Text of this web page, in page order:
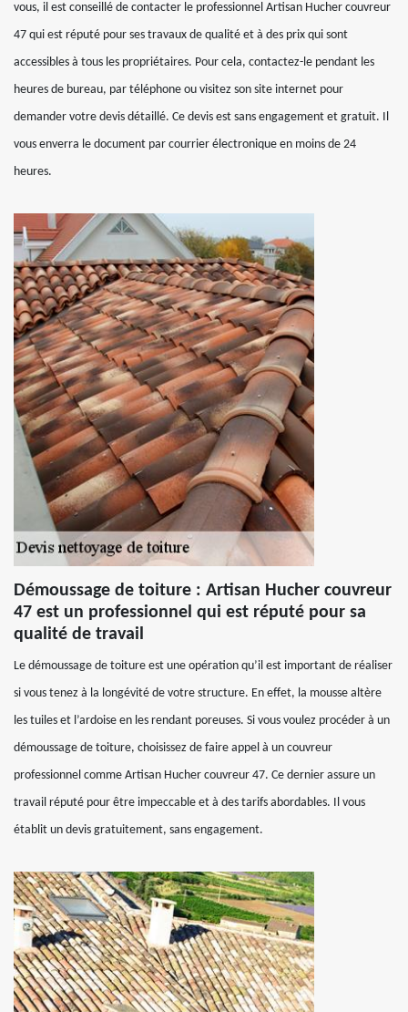
vous, il est conseillé de contacter le professionnel Artisan Hucher couvreur
47 qui est réputé pour ses travaux de qualité et à des prix qui sont
accessibles à tous les propriétaires. Pour cela, contactez-le pendant les
heures de bureau, par téléphone ou visitez son site internet pour
demander votre devis détaillé. Ce devis est sans engagement et gratuit. Il
vous enverra le document par courrier électronique en moins de 24
heures.
Démoussage de toiture : Artisan Hucher couvreur
47 est un professionnel qui est réputé pour sa
qualité de travail
Le démoussage de toiture est une opération qu’il est important de réaliser
si vous tenez à la longévité de votre structure. En effet, la mousse altère
les tuiles et l’ardoise en les rendant poreuses. Si vous voulez procéder à un
démoussage de toiture, choisissez de faire appel à un couvreur
professionnel comme Artisan Hucher couvreur 47. Ce dernier assure un
travail réputé pour être impeccable et à des tarifs abordables. Il vous
établit un devis gratuitement, sans engagement.